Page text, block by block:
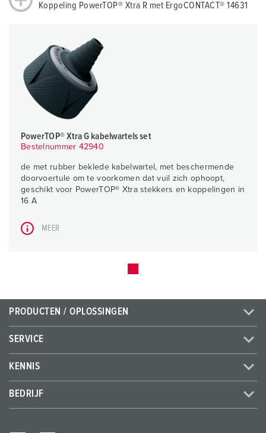
Koppeling PowerTOP® Xtra R met ErgoCONTACT® 14631
PowerTOP® Xtra G kabelwartels set
Bestelnummer 42940
de met rubber beklede kabelwartel, met beschermende
doorvoertule om te voorkomen dat vuil zich ophoopt,
geschikt voor PowerTOP® Xtra stekkers en koppelingen in
16 A
MEER
PRODUCTEN / OPLOSSINGEN
SERVICE
KENNIS
BEDRIJF